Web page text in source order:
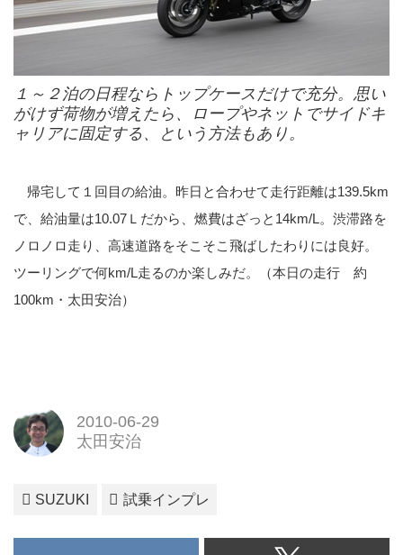
１～２泊の日程ならトップケースだけで充分。思い
がけず荷物が増えたら、ロープやネットでサイドキ
ャリアに固定する、という方法もあり。
帰宅して１回目の給油。昨日と合わせて走行距離は139.5km
で、給油量は10.07Ｌだから、燃費はざっと14km/L。渋滞路を
ノロノロ走り、高速道路をそこそこ飛ばしたわりには良好。
ツーリングで何km/L走るのか楽しみだ。（本日の走行 約
100km・太田安治）
2010-06-29
太田安治
SUZUKI 試乗インプレ